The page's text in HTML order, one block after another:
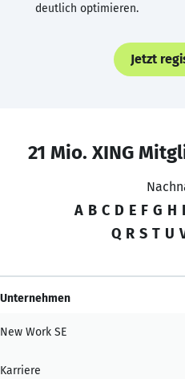
deutlich optimieren.
Jetzt
21 Mio. XING
A B C D E F G H I
Q R S T U
Unternehmen
New Work SE
Karriere